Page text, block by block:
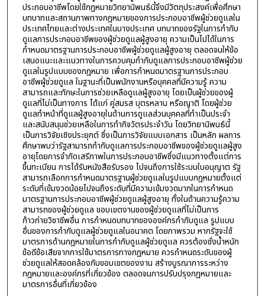
ประกอบอาชีพโดยใช้กฎหมายวิทยานิพนธ์นี้จึงมีวัตถุประสงค์เพื่อศึกษา
บทบาทและสถานภาพทางกฎหมายของการประกอบอาชีพผู้ช่วยดูแลใน
ประเทศไทยและต่างประเทศในบางประเทศ บทบาทของรัฐในการกำกับ
ดูแลการประกอบอาชีพของผู้ช่วยดูแลผู้สูงอายุ ความเป็นไปได้ในการ
กำหนดมาตรฐานการประกอบอาชีพผู้ช่วยดูแลผู้สูงอายุ ตลอดจนให้ข้อ
เสนอแนะและแนวทางในการควบคุมกำกับดูแลการประกอบอาชีพผู้ช่วย
ดูแลในรูปแบบของกฎหมาย เพื่อการกำหนดมาตรฐานการประกอบ
อาชีพผู้ช่วยดูแล ในฐานะที่เป็นพนักงานหรือบุคคลที่มีความรู้ ความ
สามารถและทักษะในการช่วยเหลือดูแลผู้สูงอายุ โดยเป็นผู้ช่วยของผู้
ดูแลที่ไม่เป็นทางการ ได้แก่ คู่สมรส บุตรหลาน หรือญาติ โดยผู้ช่วย
ดูแลทำหน้าที่ดูแลผู้สูงอายุในด้านการดูแลส่วนบุคคลที่ทำเป็นประจำ
และสนับสนุนช่วยเหลือในการทำกิจวัตรประจำวัน โดยวิทยานิพนธ์นี้
เป็นการวิจัยเชิงประยุกต์ ซึ่งเป็นการวิจัยแบบเอกสาร เป็นหลัก ผลการ
ศึกษาพบว่ารัฐสามารถกำกับดูแลการประกอบอาชีพของผู้ช่วยดูแลผู้สูง
อายุโดยการจำกัดเสรีภาพในการประกอบอาชีพซึ่งมีแนวทางตั้งแต่การ
ขึ้นทะเบียน การได้รับหนังสือรับรอง ไปจนถึงการใช้ระบบใบอนุญาต รัฐ
สามารถเลือกการกำหนดมาตรฐานผู้ช่วยดูแลในรูปแบบกฎหมายตั้งแต่
ระดับที่เข้มงวดน้อยไปจนถึงระดับที่มีความเข้มงวดมากในการกำหนด
มาตรฐานการประกอบอาชีพผู้ช่วยดูแลผู้สูงอายุ ทั้งในด้านความรู้ความ
สามารถของผู้ช่วยดูแล ขอบเขตงานของผู้ช่วยดูแลที่ไม่เป็นการ
ก้าวก่ายวิชาชีพอื่น การกำหนดบทบาทขององค์กรกำกับดูแล รูปแบบ
อื่นของการกำกับดูแลผู้ช่วยดูแลในอนาคต โดยภาพรวม หากรัฐจะใช้
มาตรการด้านกฎหมายในการกำกับดูแลผู้ช่วยดูแล ควรต้องชั่งน้ำหนัก
ข้อดีข้อเสียจากการใช้มาตรการทางกฎหมาย ควรกำหนดระดับของผู้
ช่วยดูแลให้สอดคล้องกับขอบเขตของงาน สร้างบูรณาการระหว่าง
กฎหมายและองค์กรที่เกี่ยวข้อง ตลอดจนการปรับปรุงกฎหมายและ
มาตรการอื่นที่เกี่ยวข้อง